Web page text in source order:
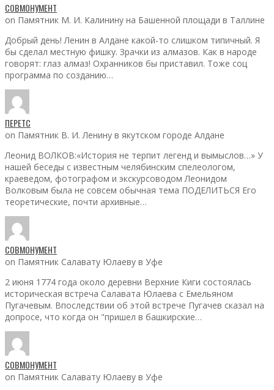
СОВМОНУМЕНТ
on Памятник М. И. Калинину на Башенной площади в Таллине
Добрый день! Ленин в Алдане какой-то слишком типичный. Я
бы сделал местную фишку. Зрачки из алмазов. Как в народе
говорят: глаз алмаз! Охранников бы приставил. Тоже соц
программа по созданию…
ПЕРЕТС
on Памятник В. И. Ленину в якутском городе Алдане
Леонид ВОЛКОВ:«История не терпит легенд и вымыслов…» У
нашей беседы с известным челябинским спелеологом,
краеведом, фотографом и экскурсоводом Леонидом
Волковым была не совсем обычная тема ПОДЕЛИТЬСЯ Его
теоретические, почти архивные…
СОВМОНУМЕНТ
on Памятник Салавату Юлаеву в Уфе
2 июня 1774 года около деревни Верхние Киги состоялась
историческая встреча Салавата Юлаева с Емельяном
Пугачевым. Впоследствии об этой встрече Пугачев сказал на
допросе, что когда он "пришел в башкирские…
СОВМОНУМЕНТ
on Памятник Салавату Юлаеву в Уфе